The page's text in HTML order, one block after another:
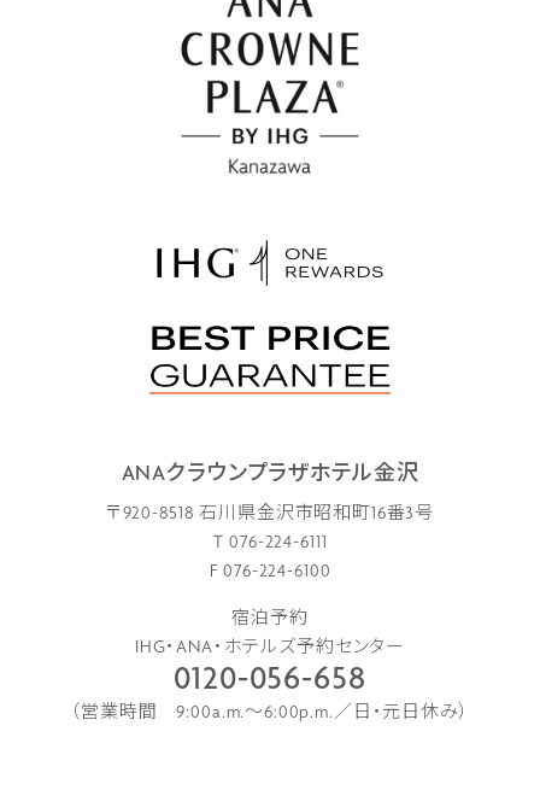
ANAクラウンプラザホテル金沢
〒920-8518 石川県金沢市昭和町16番3号
T 076-224-6111
F 076-224-6100
宿泊予約
IHG・ANA・ホテルズ予約センター
0120-056-658
（営業時間 9:00a.m.〜6:00p.m.／日・元日休み）